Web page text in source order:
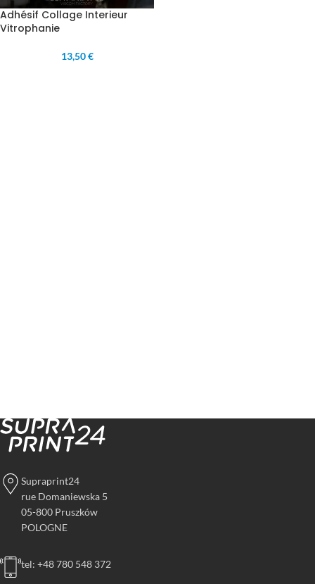
Adhésif Collage Interieur
Vitrophanie
13,50 €
Supraprint24
rue Domaniewska 5
05-800 Pruszków
POLOGNE
tel: +48 780 548 372